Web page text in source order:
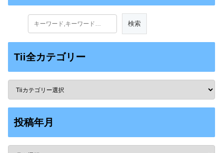
Tii全カテゴリー
投稿年月